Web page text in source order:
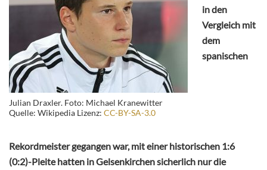
Julian Draxler. Foto: Michael Kranewitter
Quelle: Wikipedia Lizenz: CC-BY-SA-3.0
in den
Vergleich mit
dem
spanischen
Rekordmeister gegangen war, mit einer historischen 1:6
(0:2)-Pleite hatten in Gelsenkirchen sicherlich nur die